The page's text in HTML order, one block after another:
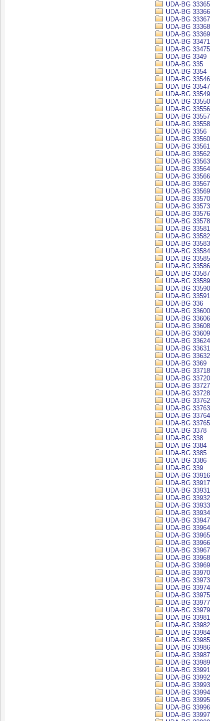
UDA-BG 33365
UDA-BG 33366
UDA-BG 33367
UDA-BG 33368
UDA-BG 33369
UDA-BG 33471
UDA-BG 33475
UDA-BG 3349
UDA-BG 335
UDA-BG 3354
UDA-BG 33546
UDA-BG 33547
UDA-BG 33549
UDA-BG 33550
UDA-BG 33556
UDA-BG 33557
UDA-BG 33558
UDA-BG 3356
UDA-BG 33560
UDA-BG 33561
UDA-BG 33562
UDA-BG 33563
UDA-BG 33564
UDA-BG 33566
UDA-BG 33567
UDA-BG 33569
UDA-BG 33570
UDA-BG 33573
UDA-BG 33576
UDA-BG 33578
UDA-BG 33581
UDA-BG 33582
UDA-BG 33583
UDA-BG 33584
UDA-BG 33585
UDA-BG 33586
UDA-BG 33587
UDA-BG 33589
UDA-BG 33590
UDA-BG 33591
UDA-BG 336
UDA-BG 33600
UDA-BG 33606
UDA-BG 33608
UDA-BG 33609
UDA-BG 33624
UDA-BG 33631
UDA-BG 33632
UDA-BG 3369
UDA-BG 33718
UDA-BG 33720
UDA-BG 33727
UDA-BG 33728
UDA-BG 33762
UDA-BG 33763
UDA-BG 33764
UDA-BG 33765
UDA-BG 3378
UDA-BG 338
UDA-BG 3384
UDA-BG 3385
UDA-BG 3386
UDA-BG 339
UDA-BG 33916
UDA-BG 33917
UDA-BG 33931
UDA-BG 33932
UDA-BG 33933
UDA-BG 33934
UDA-BG 33947
UDA-BG 33964
UDA-BG 33965
UDA-BG 33966
UDA-BG 33967
UDA-BG 33968
UDA-BG 33969
UDA-BG 33970
UDA-BG 33973
UDA-BG 33974
UDA-BG 33975
UDA-BG 33977
UDA-BG 33979
UDA-BG 33981
UDA-BG 33982
UDA-BG 33984
UDA-BG 33985
UDA-BG 33986
UDA-BG 33987
UDA-BG 33989
UDA-BG 33991
UDA-BG 33992
UDA-BG 33993
UDA-BG 33994
UDA-BG 33995
UDA-BG 33996
UDA-BG 33997